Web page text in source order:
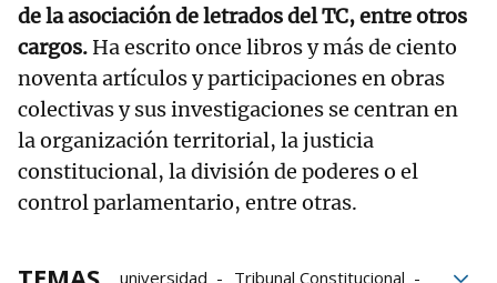
de la asociación de letrados del TC, entre otros
cargos. Ha escrito once libros y más de ciento
noventa artículos y participaciones en obras
colectivas y sus investigaciones se centran en
la organización territorial, la justicia
constitucional, la división de poderes o el
control parlamentario, entre otras.
universidad
Tribunal Constitucional